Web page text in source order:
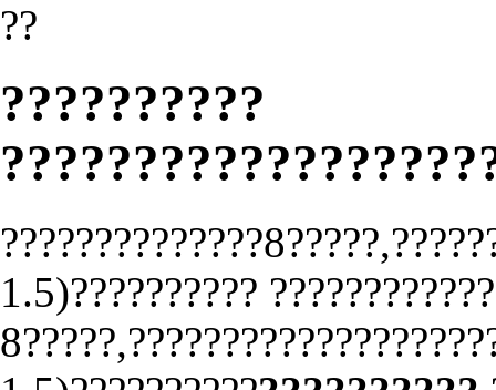
??
??????????
1.5)??????????